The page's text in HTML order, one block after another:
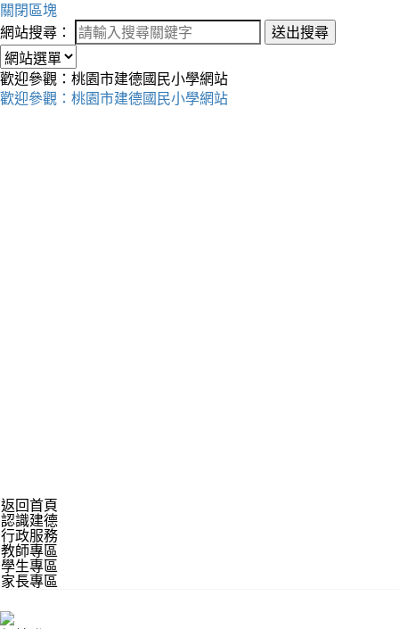
關閉區塊
網站搜尋：
送出搜尋
歡迎參觀：桃園市建德國民小學網站
歡迎參觀：桃園市建德國民小學網站
返回首頁
認識建德
行政服務
教師專區
學生專區
家長專區